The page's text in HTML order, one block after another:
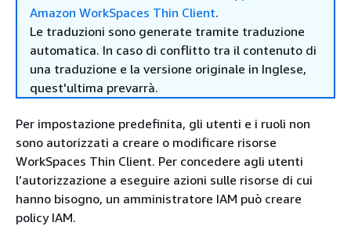
Amazon WorkSpaces Thin Client.
Le traduzioni sono generate tramite traduzione
automatica. In caso di conflitto tra il contenuto di
una traduzione e la versione originale in Inglese,
quest'ultima prevarrà.
Per impostazione predefinita, gli utenti e i ruoli non
sono autorizzati a creare o modificare risorse
WorkSpaces Thin Client. Per concedere agli utenti
l’autorizzazione a eseguire azioni sulle risorse di cui
hanno bisogno, un amministratore IAM può creare
policy IAM.